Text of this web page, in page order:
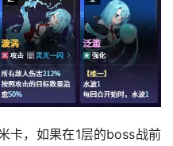
卡，如果在1层的boss战前